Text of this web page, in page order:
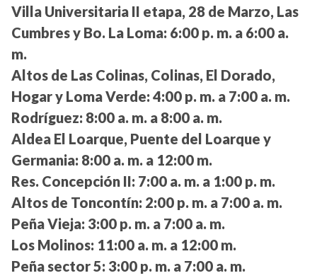
Villa Universitaria II etapa, 28 de Marzo, Las
Cumbres y Bo. La Loma: 6:00 p. m. a 6:00 a.
m.
Altos de Las Colinas, Colinas, El Dorado,
Hogar y Loma Verde: 4:00 p. m. a 7:00 a. m.
Rodríguez: 8:00 a. m. a 8:00 a. m.
Aldea El Loarque, Puente del Loarque y
Germania: 8:00 a. m. a 12:00 m.
Res. Concepción II: 7:00 a. m. a 1:00 p. m.
Altos de Toncontín: 2:00 p. m. a 7:00 a. m.
Peña Vieja: 3:00 p. m. a 7:00 a. m.
Los Molinos: 11:00 a. m. a 12:00 m.
Peña sector 5: 3:00 p. m. a 7:00 a. m.